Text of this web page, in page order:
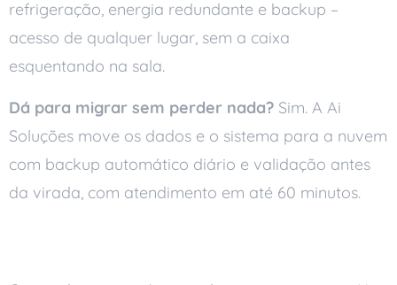
refrigeração, energia redundante e backup –
acesso de qualquer lugar, sem a caixa
esquentando na sala.
Dá para migrar sem perder nada? Sim. A Ai
Soluções move os dados e o sistema para a nuvem
com backup automático diário e validação antes
da virada, com atendimento em até 60 minutos.